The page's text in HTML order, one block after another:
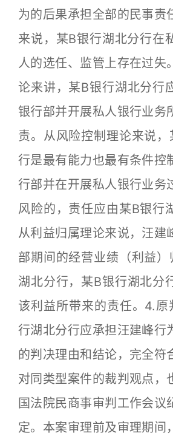
为的后果承担全部的民事责
来说，某B银行湖北分行在
人的选任、监管上存在过失
论来讲，某B银行湖北分行
银行部并开展私人银行业务
责。从风险控制理论来说
行是最有能力也最有条件控
行部并在开展私人银行业务
风险的，责任应由某B银行
从利益归属理论来说，汪建
部期间的经营业绩（利益
湖北分行，某B银行湖北分
该利益所带来的责任。4.原
行湖北分行应承担汪建峰行
的判决理由和结论，完全符
对同类型案件的裁判观点，
国法院民商事审判工作会议
定。本案审理前及审理期间